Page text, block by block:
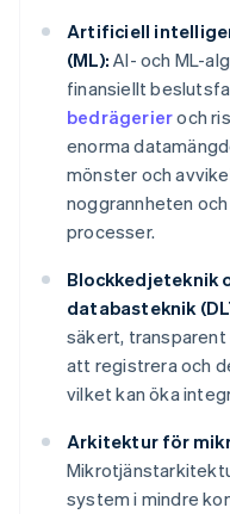
Artificiell
(ML): AI- och ML-
finansiellt
bedrägerieroch
enorma
mönster och
noggrannheten
processer.
Blockkedjeteknik
databasteknik
säkert,
att registrera och
vilket kan öka
Arkitektur för
system i mindre